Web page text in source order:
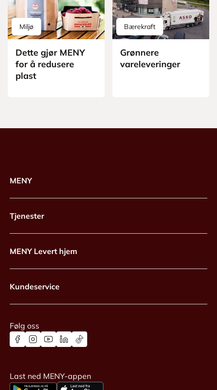
Miljø
Dette gjør MENY
for å redusere
plast
Bærekraft
Grønnere
vareleveringer
MENY
Tjenester
MENY Levert hjem
Kundeservice
Følg oss
Last ned MENY-appen